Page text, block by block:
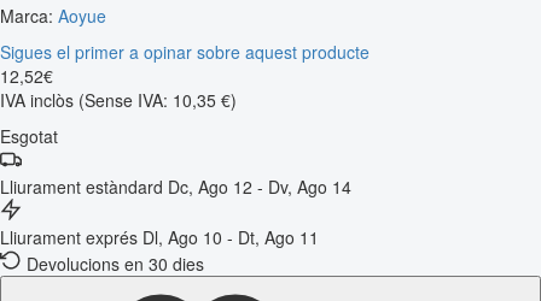
Marca: Aoyue
Sigues el primer a opinar sobre aquest producte
12,52€
IVA inclòs (Sense IVA: 10,35 €)
Esgotat
Lliurament estàndard Dc, Ago 12 - Dv, Ago 14
Lliurament exprés Dl, Ago 10 - Dt, Ago 11
Devolucions en 30 dies